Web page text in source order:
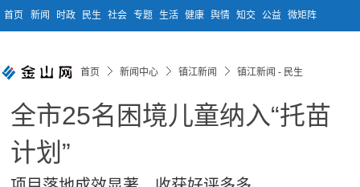
首页 新闻 时政 民生 社会 专题 生活 健康 舆情 知交 公益 微矩阵
首页 新闻中心 镇江新闻 镇江新闻 - 民生
全市25名困境儿童纳入“托苗
计划”